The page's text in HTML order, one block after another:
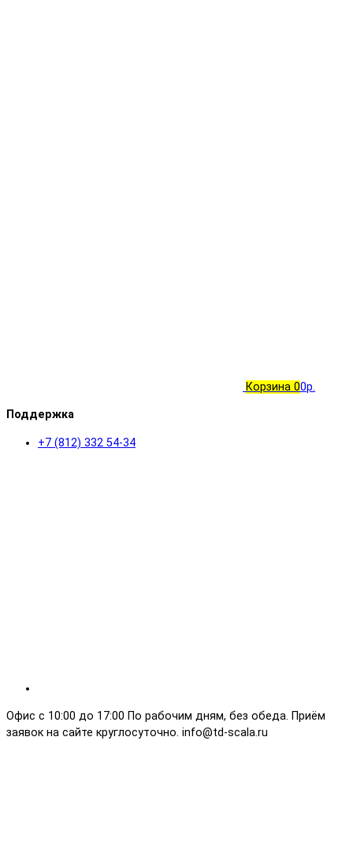
Корзина 00р.
Поддержка
+7 (812) 332 54-34
Офис с 10:00 до 17:00 По рабочим дням, без обеда. Приём
заявок на сайте круглосуточно. info@td-scala.ru